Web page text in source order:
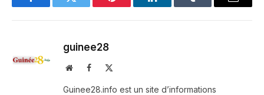
FacebookTwitter Pinterest LinkedInTumblr Email
guinee28
WebsiteFacebook
Guinee28.info est un site d’informations